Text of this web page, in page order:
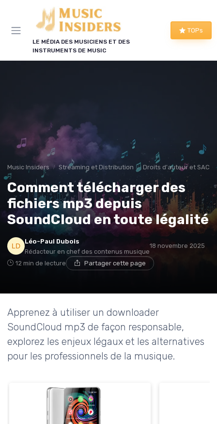
LE MÉDIA DES MUSICIENS ET DES
INSTRUMENTS DE MUSIC
TOPs
Music Insiders Streaming et Distribution Droits d'auteur et
Comment télécharger des
fichiers mp3 depuis
SoundCloud en toute légalité
Léo-Paul Dubois
Rédacteur en chef des contenus musique
18 novembre 2025
12 min de lecture Partager cette page
Apprenez à utiliser un downloader
SoundCloud mp3 de façon responsable,
explorez les enjeux légaux et les alternatives
pour les professionnels de la musique.
Panneau de gestion des cookies